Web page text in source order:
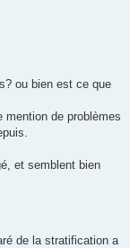
ou bien est ce que
mention de problèmes
et semblent bien
de la stratification a